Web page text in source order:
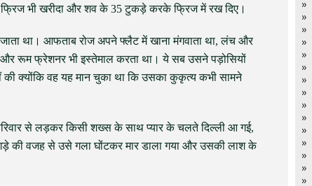
भी खरीदा और शव के 35 टुकड़े करके फ्रिज में रख दिए।
था। आफताब रोज अपने फ्लैट में खाना मंगवाता था, लंच और
और रूम फ्रेशनर भी इस्तेमाल करता था। ये सब उसने पड़ोसियों
क्योंकि वह यह मान चुका था कि उसका कुकृत्य कभी सामने
से लड़कर किसी शख्स के साथ प्यार के चलते दिल्ली आ गई,
की वजह से उसे गला घोंटकर मार डाला गया और उसकी लाश के